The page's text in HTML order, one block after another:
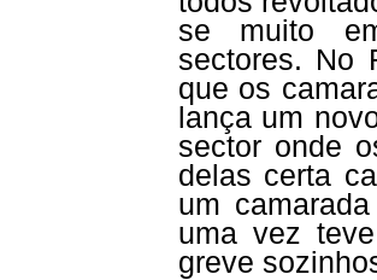
se muito
sectores. No
que os
lança um
sector onde
delas certa
um
uma vez
greve